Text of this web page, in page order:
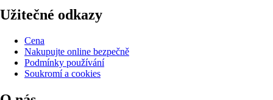
Užitečné odkazy
Cena
Nakupujte online bezpečně
Podmínky používání
Soukromí a cookies